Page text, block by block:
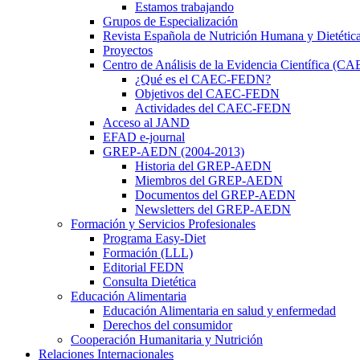
Estamos trabajando
Grupos de Especialización
Revista Española de Nutrición Humana y Dietética
Proyectos
Centro de Análisis de la Evidencia Científica
¿Qué es el CAEC-FEDN?
Objetivos del CAEC-FEDN
Actividades del CAEC-FEDN
Acceso al JAND
EFAD e-journal
GREP-AEDN (2004-2013)
Historia del GREP-AEDN
Miembros del GREP-AEDN
Documentos del GREP-AEDN
Newsletters del GREP-AEDN
Formación y Servicios Profesionales
Programa Easy-Diet
Formación (LLL)
Editorial FEDN
Consulta Dietética
Educación Alimentaria
Educación Alimentaria en salud y enfermedad
Derechos del consumidor
Cooperación Humanitaria y Nutrición
Relaciones Internacionales